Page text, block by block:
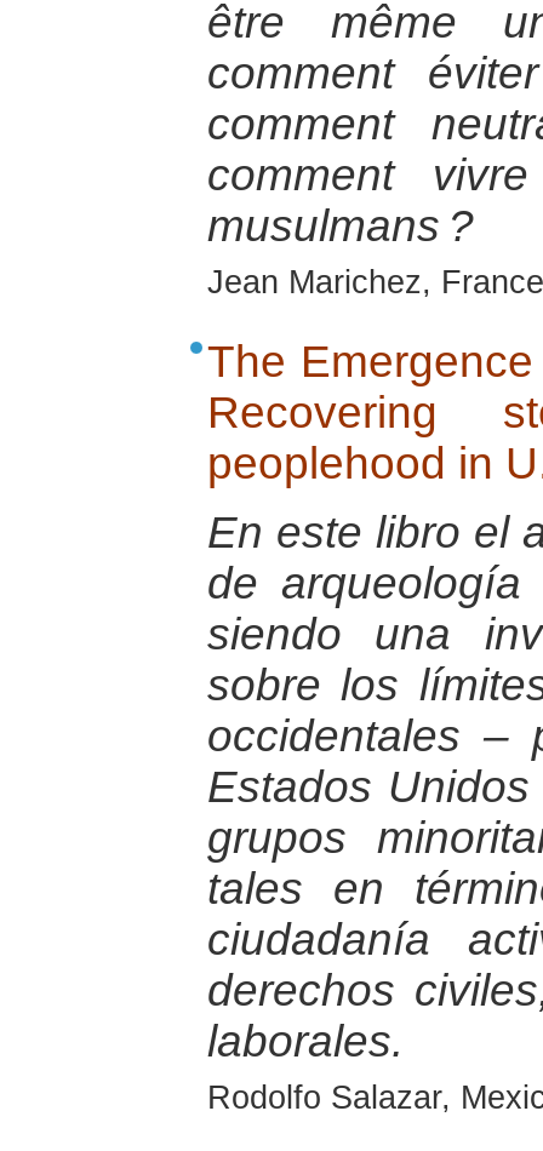
être même
comment
comment
comment
musulmans ?
Jean Marichez,
The
Recovering
peoplehood in
En este libro el
de
siendo una
sobre los
occidentales –
Estados
grupos
tales en
ciudadanía
derechos
laborales.
Rodolfo Salazar,